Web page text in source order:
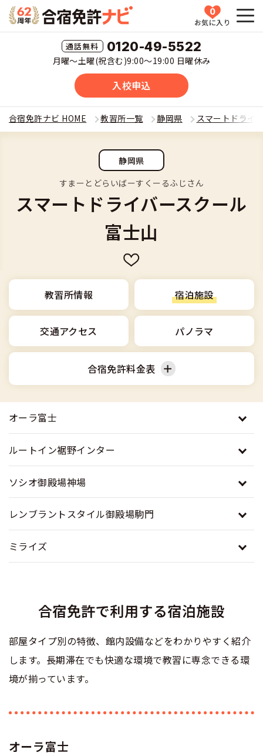
0
お気に入り
0120-49-5522
月曜〜土曜(祝含む)9:00〜19:00 日曜休み
入校申込
HOME
教習所一覧
運転免許の種類(車種)を選ぶ
普通二輪
中型車
大型車
けん引
中型二種
大型二種
教習所検索
運転免許の種類(車種)
格安シーズン料金
出発地別おすすめ校
こだわり、テーマから探す
360度パノラマ教習所
教育訓練給付金制度
受験資格特例教習
合宿免許とは
合宿免許とは
安心・お得・早い・充実の合宿免許
合宿免許選びのアドバイス
合宿免許の入校までの流れ
合宿免許での免許取得の流れ
合宿免許一日の過ごし方
合宿に関わる料金について
合宿費用のお支払いについて
合宿免許に必要な持ち物
合宿免許 よくある質問
合宿免許に役立つ情報
合宿免許に役立つ情報
合宿免許で最短合格するには
高校生は運転免許を取れる？
免許取消・失効による再取得
冬・雪国の合宿免許は大丈夫？
みんなが選んだ合宿免許の条件
大型免許体験記
全国の運転免許試験場(免許センター)
合宿免許ナビについて
会社概要
会社沿革・歴史
個人情報の取扱い
参加規定
特定商取引法に基づく表示
運転者適性診断
0120-49-5522
入校申込
合宿免許ナビ HOME 教習所一覧 静岡県 スマートドライ
静岡県
すまーとどらいばーすくーるふじさん
スマートドライバースクール
富士山
教習所情報 宿泊施設
交通アクセス パノラマ
合宿免許料金表
普通車 普通二輪
中型車
大特
オーラ富士
ルートイン裾野インター
ソシオ御殿場神場
レンブラントスタイル御殿場駒門
ミライズ
合宿免許で利用する宿泊施設
部屋タイプ別の特徴、館内設備などをわかりやすく紹介
します。長期滞在でも快適な環境で教習に専念できる環
境が揃っています。
オーラ富士